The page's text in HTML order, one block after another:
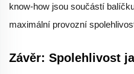
know-how jsou součástí
maximální provozní
Závěr: Spolehlivost